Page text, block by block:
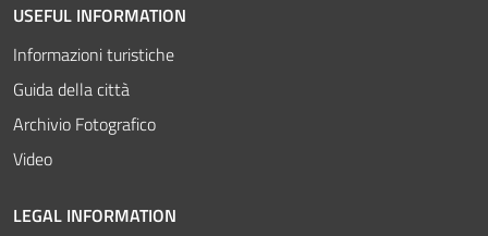
USEFUL INFORMATION
Informazioni turistiche
Guida della città
Archivio Fotografico
Video
LEGAL INFORMATION